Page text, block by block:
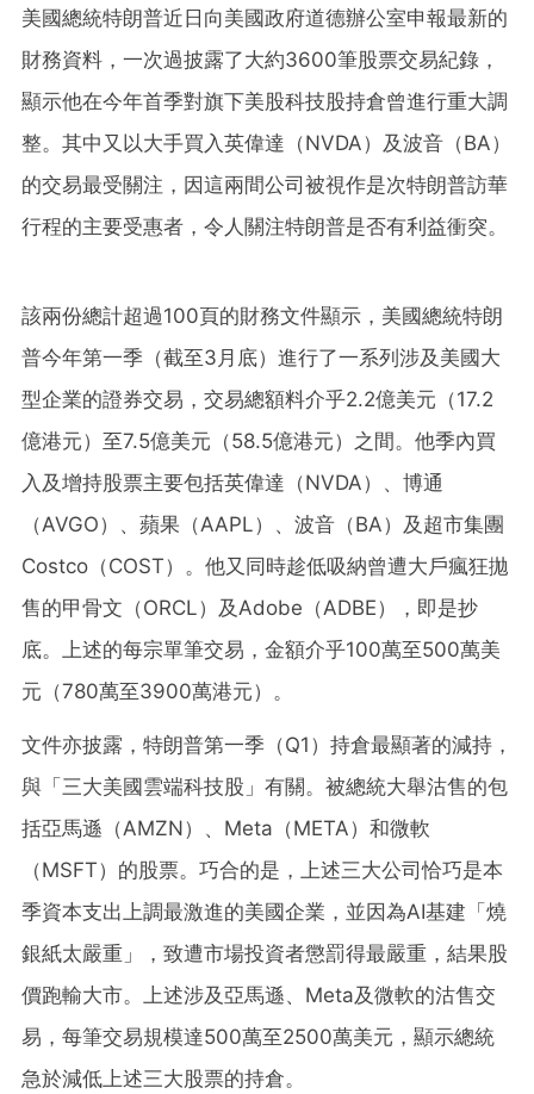
美國總統特朗普近日向美國政府道德辦公室申報最新的
財務資料，一次過披露了大約3600筆股票交易紀錄，
顯示他在今年首季對旗下美股科技股持倉曾進行重大調
整。其中又以大手買入英偉達（NVDA）及波音（BA）
的交易最受關注，因這兩間公司被視作是次特朗普訪華
行程的主要受惠者，令人關注特朗普是否有利益衝突。
該兩份總計超過100頁的財務文件顯示，美國總統特朗
普今年第一季（截至3月底）進行了一系列涉及美國大
型企業的證券交易，交易總額料介乎2.2億美元（17.2
億港元）至7.5億美元（58.5億港元）之間。他季內買
入及增持股票主要包括英偉達（NVDA）、博通
（AVGO）、蘋果（AAPL）、波音（BA）及超市集團
Costco（COST）。他又同時趁低吸納曾遭大戶瘋狂拋
售的甲骨文（ORCL）及Adobe（ADBE），即是抄
底。上述的每宗單筆交易，金額介乎100萬至500萬美
元（780萬至3900萬港元）。
文件亦披露，特朗普第一季（Q1）持倉最顯著的減持，
與「三大美國雲端科技股」有關。被總統大舉沽售的包
括亞馬遜（AMZN）、Meta（META）和微軟
（MSFT）的股票。巧合的是，上述三大公司恰巧是本
季資本支出上調最激進的美國企業，並因為AI基建「燒
銀紙太嚴重」，致遭市場投資者懲罰得最嚴重，結果股
價跑輸大市。上述涉及亞馬遜、Meta及微軟的沽售交
易，每筆交易規模達500萬至2500萬美元，顯示總統
急於減低上述三大股票的持倉。